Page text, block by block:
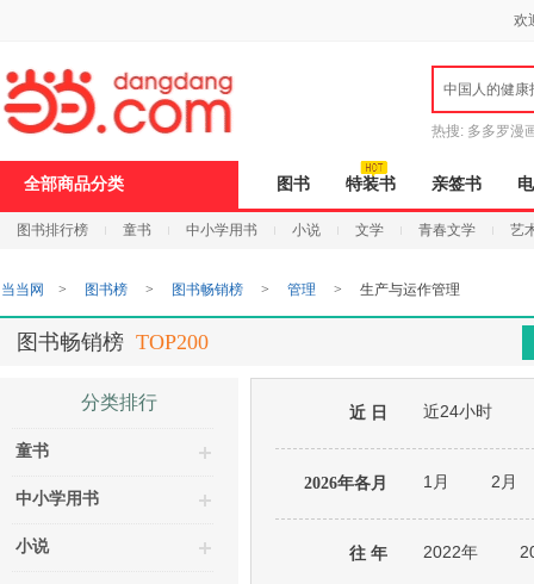
打
开
无
障
页
加
欢
中国人的健康
热搜: 多多罗漫
全部商品分类 图书 特装书 亲签书
图书排行榜 童书 中小学用书 小说 文学 青春文学 艺
当当网 > 图书榜 > 图书畅销榜 > 管理 > 生产与运作管理
图书畅销榜 TOP200
分类排行
童书
中小学用书
小说
近 日 近24小时
2026年各月 1月 2月
往 年 2022年